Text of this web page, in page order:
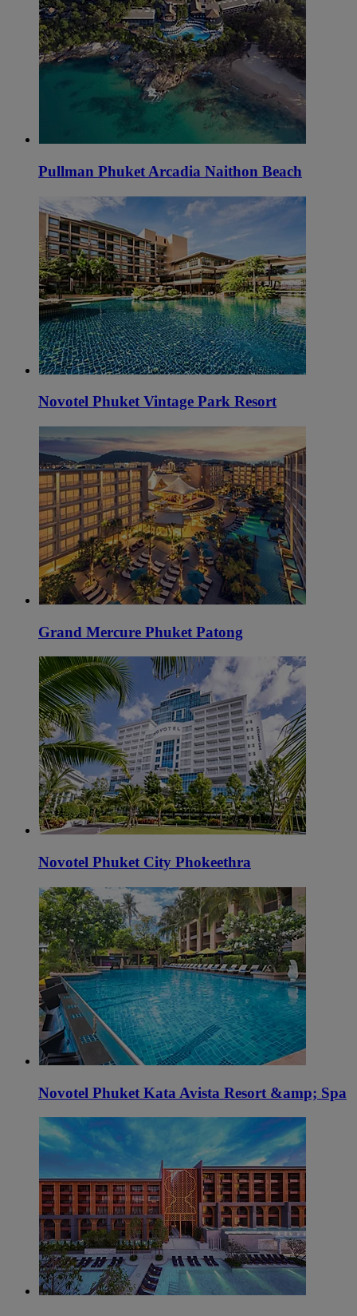
Pullman Phuket Arcadia Naithon Beach
Novotel Phuket Vintage Park Resort
Grand Mercure Phuket Patong
Novotel Phuket City Phokeethra
Novotel Phuket Kata Avista Resort &amp; Spa